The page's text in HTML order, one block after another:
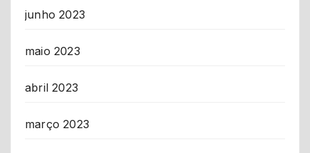
junho 2023
maio 2023
abril 2023
março 2023